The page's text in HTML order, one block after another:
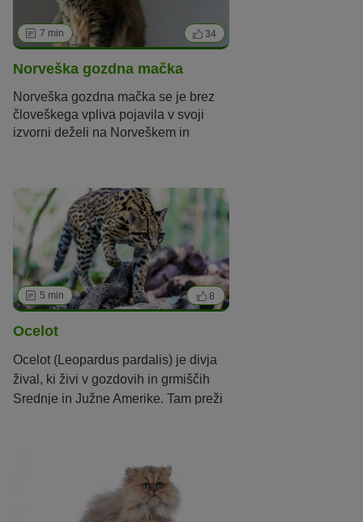
7 min 34
Norveška gozdna mačka
Norveška gozdna mačka se je brez
človeškega vpliva pojavila v svoji
izvorni deželi na Norveškem in
Norvežanka ni izvirna le pri svojem
značaju!
5 min 8
Ocelot
Ocelot (Leopardus pardalis) je divja
žival, ki živi v gozdovih in grmiščih
Srednje in Južne Amerike. Tam preži